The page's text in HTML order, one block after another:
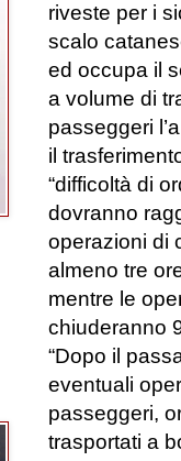
riveste per i
scalo
ed occupa il
a volume di
passeggeri
il
“difficoltà di
dovranno
operazioni di
almeno tre
mentre le
chiuderanno
“Dopo il
eventuali
passeggeri,
trasportati a